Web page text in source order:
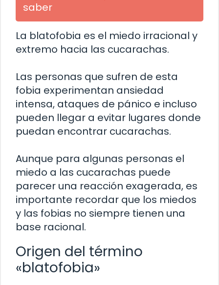
saber
La blatofobia es el miedo irracional y
extremo hacia las cucarachas.
Las personas que sufren de esta
fobia experimentan ansiedad
intensa, ataques de pánico e incluso
pueden llegar a evitar lugares donde
puedan encontrar cucarachas.
Aunque para algunas personas el
miedo a las cucarachas puede
parecer una reacción exagerada, es
importante recordar que los miedos
y las fobias no siempre tienen una
base racional.
Origen del término
«blatofobia»